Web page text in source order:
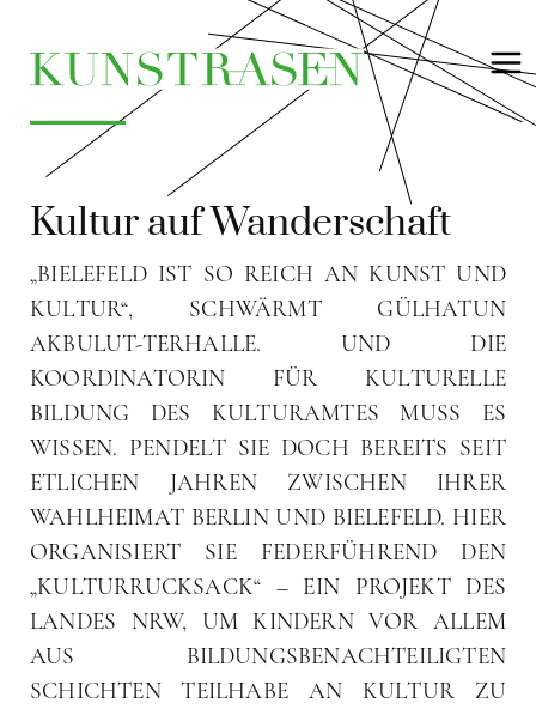
Kultur auf Wanderschaft
„BIELEFELD IST SO REICH AN KUNST UND
KULTUR“, SCHWÄRMT GÜLHATUN
AKBULUT-TERHALLE. UND DIE
KOORDINATORIN FÜR KULTURELLE
BILDUNG DES KULTURAMTES MUSS ES
WISSEN. PENDELT SIE DOCH BEREITS SEIT
ETLICHEN JAHREN ZWISCHEN IHRER
WAHLHEIMAT BERLIN UND BIELEFELD. HIER
ORGANISIERT SIE FEDERFÜHREND DEN
„KULTURRUCKSACK“ – EIN PROJEKT DES
LANDES NRW, UM KINDERN VOR ALLEM
AUS BILDUNGSBENACHTEILIGTEN
SCHICHTEN TEILHABE AN KULTUR ZU